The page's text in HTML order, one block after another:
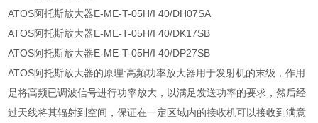
ATOS阿托斯放大器E-ME-T-05H/I 40/DH07SA
ATOS阿托斯放大器E-ME-T-05H/I 40/DK17SB
ATOS阿托斯放大器E-ME-T-05H/I 40/DP27SB
ATOS阿托斯放大器的原理:高频功率放大器用于发射机的末级，作用
是将高频已调波信号进行功率放大，以满足发送功率的要求，然后经
过天线将其辐射到空间，保证在一定区域内的接收机可以接收到满意